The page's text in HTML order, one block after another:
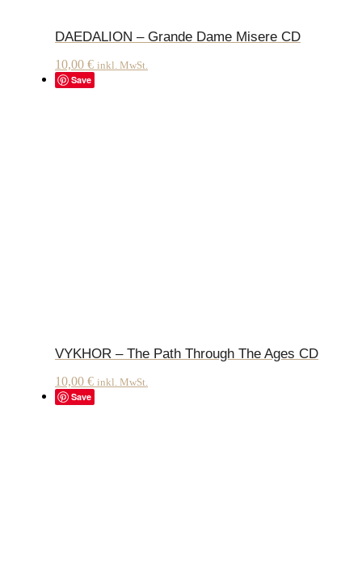
DAEDALION – Grande Dame Misere CD
10,00 € inkl. MwSt.
Save
VYKHOR – The Path Through The Ages CD
10,00 € inkl. MwSt.
Save